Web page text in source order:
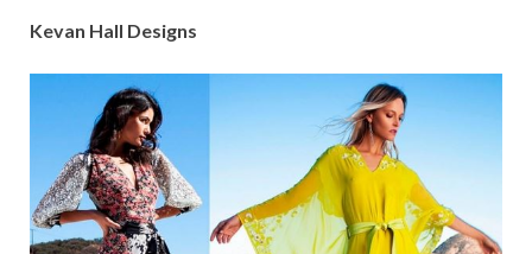
Kevan Hall Designs